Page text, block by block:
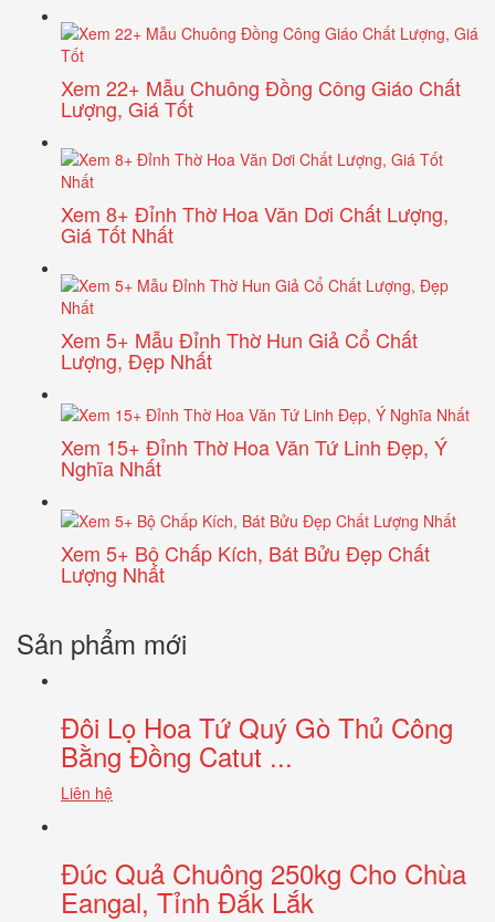
Xem 22+ Mẫu Chuông Đồng Công Giáo Chất
Lượng, Giá Tốt
Xem 8+ Đỉnh Thờ Hoa Văn Dơi Chất Lượng,
Giá Tốt Nhất
Xem 5+ Mẫu Đỉnh Thờ Hun Giả Cổ Chất
Lượng, Đẹp Nhất
Xem 15+ Đỉnh Thờ Hoa Văn Tứ Linh Đẹp, Ý
Nghĩa Nhất
Xem 5+ Bộ Chấp Kích, Bát Bửu Đẹp Chất
Lượng Nhất
Sản phẩm mới
Đôi Lọ Hoa Tứ Quý Gò Thủ Công
Bằng Đồng Catut ...
Liên hệ
Đúc Quả Chuông 250kg Cho Chùa
Eangal, Tỉnh Đắk Lắk